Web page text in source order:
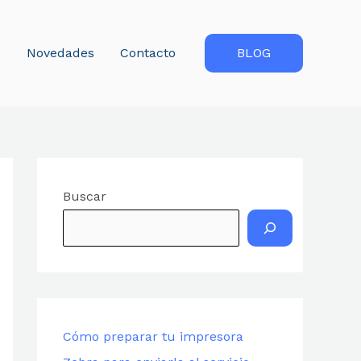
Novedades Contacto BLOG
Buscar
Cómo preparar tu impresora